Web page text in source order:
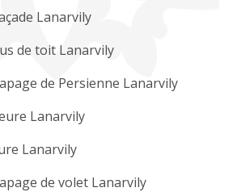
Lanarvily
de toit Lanarvily
de Persienne Lanarvily
Lanarvily
Lanarvily
de volet Lanarvily